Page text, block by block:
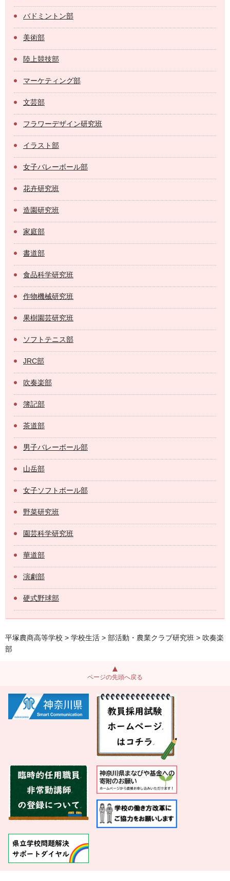
バドミントン部
美術部
陸上競技部
マーケティング部
文芸部
フラワーデザイン研究班
イラスト部
女子バレーボール部
花卉研究班
造園研究班
家庭部
書道部
食品科学研究班
作物機械研究班
果樹園芸研究班
ソフトテニス部
JRC部
吹奏楽部
簿記部
茶道部
男子バレーボール部
山岳部
女子ソフトボール部
野菜研究班
園芸科学研究班
華道部
演劇部
硬式野球部
平塚農商高等学校 > 学校生活 > 部活動・農業クラブ研究班 > 吹奏楽
部
ページの先頭へ戻る